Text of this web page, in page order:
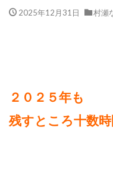
2025年12月31日 村瀬
２０２５年も
残すところ十数